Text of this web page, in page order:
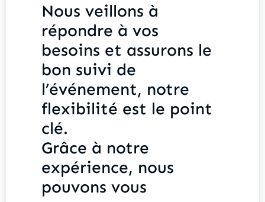
Nous veillons à
répondre à vos
besoins et assurons le
bon suivi de
l’événement, notre
flexibilité est le point
clé.
Grâce à notre
expérience, nous
pouvons vous